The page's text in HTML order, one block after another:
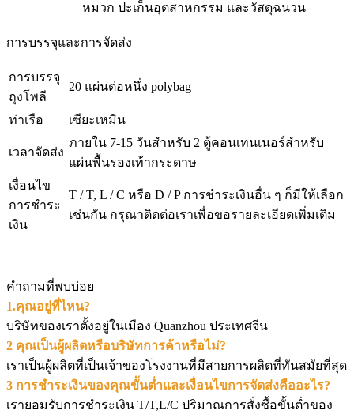
หมวก ปะเก็นอุตสาหกรรม และวัสดุฉนวน
การบรรจุและการจัดส่ง
การบรรจุ
ถุงโพลี
20 แผ่นต่อหนึ่ง polybag
ท่าเรือ เซียะเหมิน
เวลาจัดส่ง
ภายใน 7-15 วันสำหรับ 2 ตู้คอนเทนเนอร์สำหรับ
แผ่นพื้นรองเท้ากระดาษ
เงื่อนไข
การชำระ
เงิน
T / T, L / C หรือ D / P การชำระเงินอื่น ๆ ก็มีให้เลือก
เช่นกัน กรุณาติดต่อเราเพื่อขอรายละเอียดเพิ่มเติม
คำถามที่พบบ่อย
1.คุณอยู่ที่ไหน?
บริษัทของเราตั้งอยู่ในเมือง Quanzhou ประเทศจีน
2 คุณเป็นผู้ผลิตหรือบริษัทการค้าหรือไม่?
เราเป็นผู้ผลิตที่เป็นเจ้าของโรงงานที่มีสายการผลิตที่ทันสมัยที่สุด
3 การชำระเงินของคุณขั้นต่ำและเงื่อนไขการจัดส่งคืออะไร?
เรายอมรับการชำระเงิน T/T,L/C ปริมาณการสั่งซื้อขั้นต่ำของ